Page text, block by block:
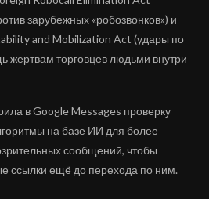
зарубежных «робозвонков») и
and Mobilization Act (удары по
жертвам торговцев людьми внутри
в Google Messages проверку
на базе ИИ для более
сообщений, чтобы
ссылки ещё до перехода по ним.